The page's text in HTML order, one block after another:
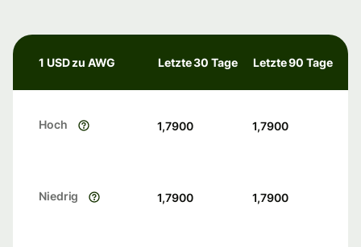
1 USD zu AWG Letzte 30 Tage Letzte 90 Tage
Hoch 1,7900 1,7900
Niedrig 1,7900 1,7900